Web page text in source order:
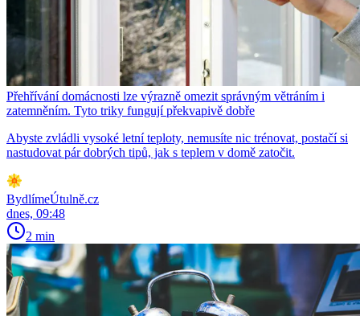
Přehřívání domácnosti lze výrazně omezit správným větráním i
zatemněním. Tyto triky fungují překvapivě dobře
Abyste zvládli vysoké letní teploty, nemusíte nic trénovat, postačí si
nastudovat pár dobrých tipů, jak s teplem v domě zatočit.
BydlímeÚtulně.cz
dnes, 09:48
2 min